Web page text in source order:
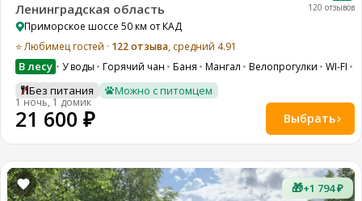
120 отзывов
Ленинградская область
Приморское шоссе 50 км от КАД
⭐ Любимец гостей · 122 отзыва, средний 4.91
В лесу У воды Горячий чан Баня Мангал Велопрогулки WI-FI
Без питания Можно с питомцем
1 ночь, 1 домик
21 600 ₽ Выбрать
🎁+1 794 ₽